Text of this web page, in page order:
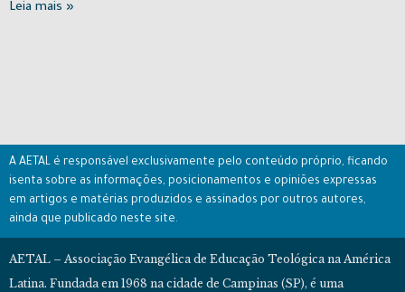
Leia mais »
A AETAL é responsável exclusivamente pelo conteúdo próprio, ficando
isenta sobre as informações, posicionamentos e opiniões expressas
em artigos e matérias produzidos e assinados por outros autores,
ainda que publicado neste site.
AETAL – Associação Evangélica de Educação Teológica na América
Latina. Fundada em 1968 na cidade de Campinas (SP), é uma